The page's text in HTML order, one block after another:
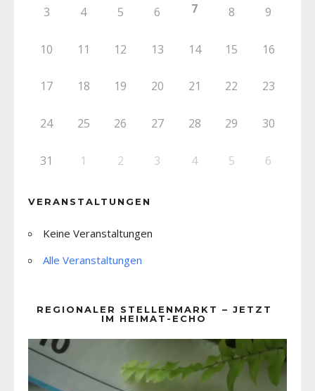
3 4 5 6 7 8 9
10 11 12 13 14 15 16
17 18 19 20 21 22 23
24 25 26 27 28 29 30
31 1 2 3 4 5 6
VERANSTALTUNGEN
Keine Veranstaltungen
Alle Veranstaltungen
REGIONALER STELLENMARKT – JETZT
IM HEIMAT-ECHO
Player